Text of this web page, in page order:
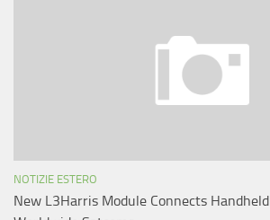
NOTIZIE ESTERO
New L3Harris Module Connects